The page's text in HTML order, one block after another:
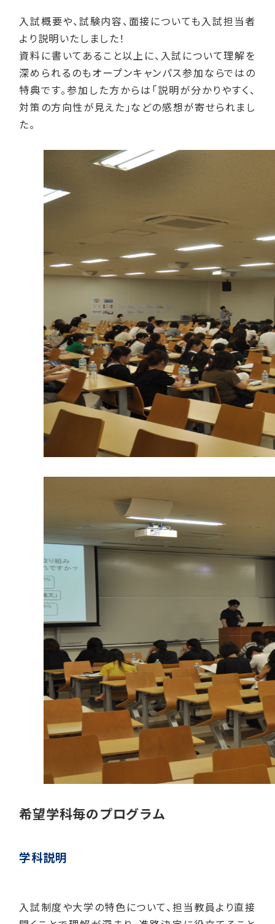
入試概要や、試験内容、面接についても入試担当者
より説明いたしました！
資料に書いてあること以上に、入試について理解を
深められるのもオープンキャンパス参加ならではの
特典です。参加した方からは「説明が分かりやすく、
対策の方向性が見えた」などの感想が寄せられまし
た。
希望学科毎のプログラム
学科説明
入試制度や大学の特色について、担当教員より直接